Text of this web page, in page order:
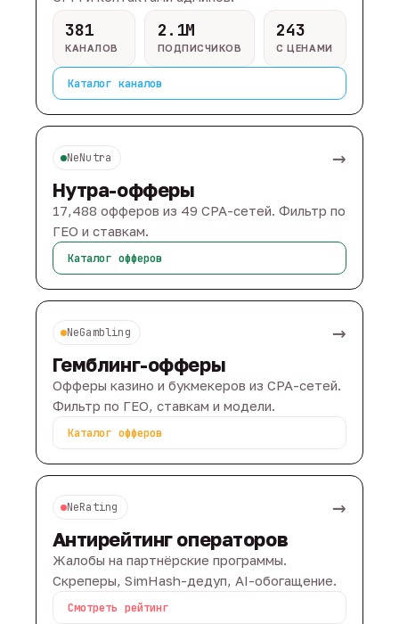
381
КАНАЛОВ
2.1M
ПОДПИСЧИКОВ
243
С ЦЕНАМИ
Каталог каналов
NeNutra →
Нутра-офферы
17,488 офферов из 49 CPA-сетей. Фильтр по
ГЕО и ставкам.
Каталог офферов
NeGambling →
Гемблинг-офферы
Офферы казино и букмекеров из CPA-сетей.
Фильтр по ГЕО, ставкам и модели.
Каталог офферов
NeRating →
Антирейтинг операторов
Жалобы на партнёрские программы.
Скреперы, SimHash-дедуп, AI-обогащение.
Смотреть рейтинг